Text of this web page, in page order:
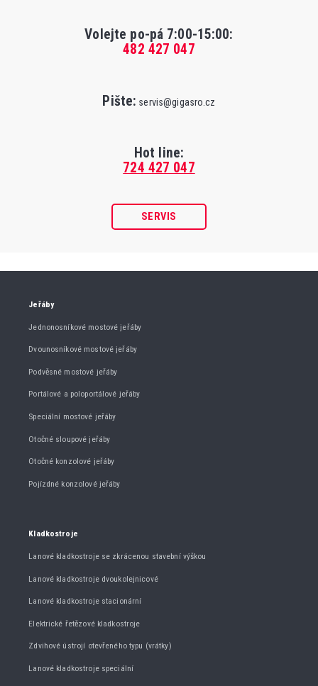
Volejte po-pá 7:00-15:00:
482 427 047
Pište: servis@gigasro.cz
Hot line:
724 427 047
SERVIS
Jeřáby
Jednonosníkové mostové jeřáby
Dvounosníkové mostové jeřáby
Podvěsné mostové jeřáby
Portálové a poloportálové jeřáby
Speciální mostové jeřáby
Otočné sloupové jeřáby
Otočné konzolové jeřáby
Pojízdné konzolové jeřáby
Kladkostroje
Lanové kladkostroje se zkrácenou stavební výškou
Lanové kladkostroje dvoukolejnicové
Lanové kladkostroje stacionární
Elektrické řetězové kladkostroje
Zdvihové ústrojí otevřeného typu (vrátky)
Lanové kladkostroje speciální